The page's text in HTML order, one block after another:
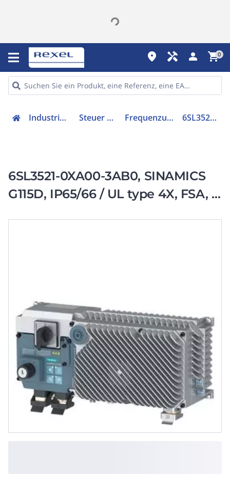
place handyman person shopping_cart0
Industriekomponenten Steuer & Regelgeräte Frequenzumrichter =< 1 kV 6SL35210XA003AB0
6SL3521-0XA00-3AB0, SINAMICS
G115D, IP65/66 / UL type 4X, FSA, 3